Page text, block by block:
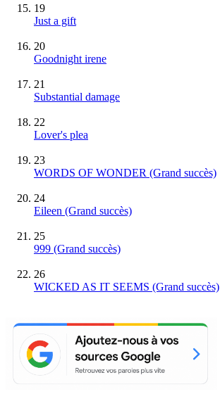
19
Just a gift
20
Goodnight irene
21
Substantial damage
22
Lover's plea
23
WORDS OF WONDER (Grand succès)
24
Eileen (Grand succès)
25
999 (Grand succès)
26
WICKED AS IT SEEMS (Grand succès)